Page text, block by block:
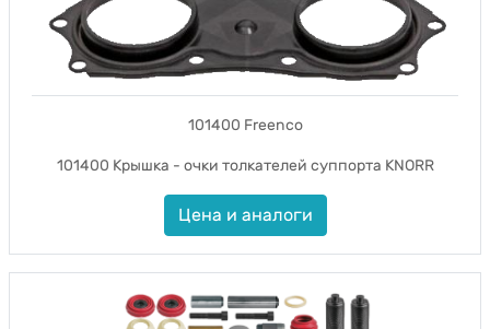
101400 Freenco
101400 Крышка - очки толкателей суппорта KNORR
Цена и аналоги